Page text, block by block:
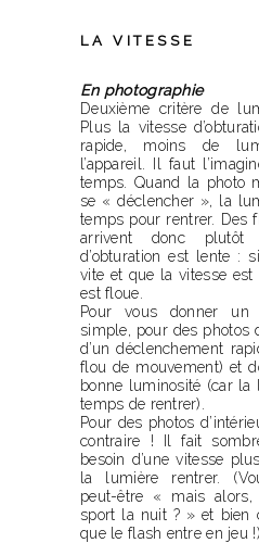
LA VITESSE
En photographie
Deuxième critère de
Plus la vitesse
rapide, moins de
l’appareil. Il faut
temps. Quand la photo
se « déclencher », la
temps pour rentrer. Des
arrivent donc
d’obturation est lente :
vite et que la vitesse
est floue.
Pour vous donner un
simple, pour des photos
d’un déclenchement
flou de mouvement) et
bonne luminosité (car la
temps de rentrer).
Pour des photos
contraire ! Il fait
besoin d’une vitesse
la lumière rentrer.
peut-être « mais
sport la nuit ? » et bien
que le flash entre en jeu !)